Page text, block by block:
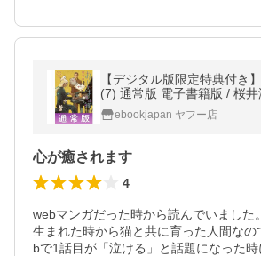
【デジタル版限定特典付き
(7) 通常版 電子書籍版 / 桜井
ebookjapan ヤフー店
心が癒されます
4
webマンガだった時から読んでいました。
生まれた時から猫と共に育った人間なの
bで1話目が「泣ける」と話題になった